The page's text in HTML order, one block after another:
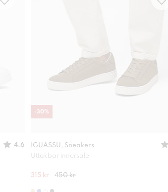
4.6
IGUASSU, Sneakers
Uttakbar innersåle
315 kr 450 kr
-30%